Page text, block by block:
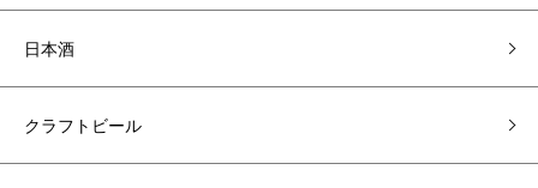
日本酒
クラフトビール